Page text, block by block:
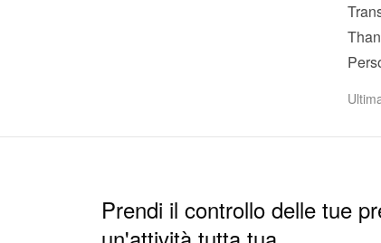
Prendi il controllo delle tue